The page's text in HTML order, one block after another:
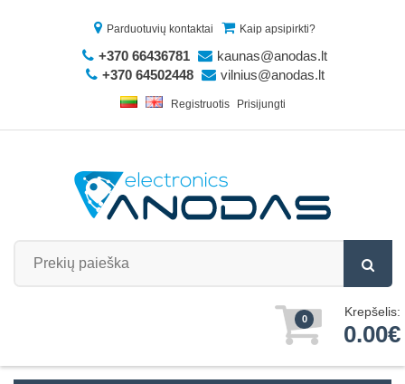
Parduotuvių kontaktai Kaip apsipirkti?
+370 66436781
kaunas@anodas.lt
+370 64502448
vilnius@anodas.lt
Registruotis Prisijungti
0 Krepšelis:
0.00€